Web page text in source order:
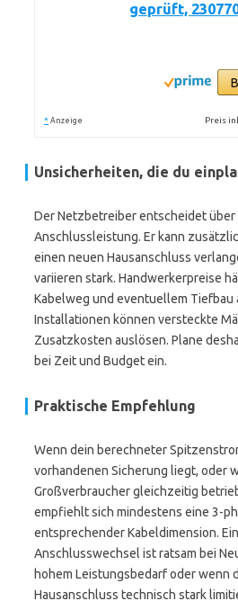
geprüft,
* Anzeige Preis
Unsicherheiten, die du
Der Netzbetreiber entscheidet über
Anschlussleistung. Er kann
einen neuen Hausanschluss
variieren stark. Handwerkerpreise
Kabelweg und eventuellem Tiefbau
Installationen können versteckte
Zusatzkosten auslösen. Plane
bei Zeit und Budget ein.
Praktische Empfehlung
Wenn dein berechneter
vorhandenen Sicherung liegt, oder
Großverbraucher gleichzeitig
empfiehlt sich mindestens eine 3-
entsprechender Kabeldimension.
Anschlusswechsel ist ratsam bei
hohem Leistungsbedarf oder wenn
Hausanschluss technisch stark